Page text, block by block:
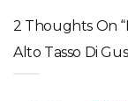
2 Thoughts On
Alto Tasso Di